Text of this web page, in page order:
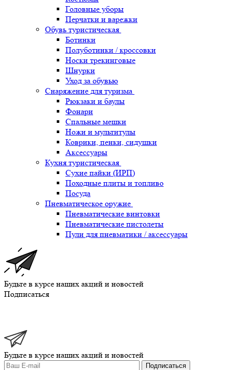
Головные уборы
Перчатки и варежки
Обувь туристическая
Ботинки
Полуботинки / кроссовки
Носки трекинговые
Шнурки
Уход за обувью
Снаряжение для туризма
Рюкзаки и баулы
Фонари
Спальные мешки
Ножи и мультитулы
Коврики, пенки, сидушки
Аксессуары
Кухня туристическая
Сухие пайки (ИРП)
Походные плиты и топливо
Посуда
Пневматическое оружие
Пневматические винтовки
Пневматические пистолеты
Пули для пневматики / аксессуары
Будьте в курсе наших акций и новостей
Подписаться
Будьте в курсе наших акций и новостей
Подписаться